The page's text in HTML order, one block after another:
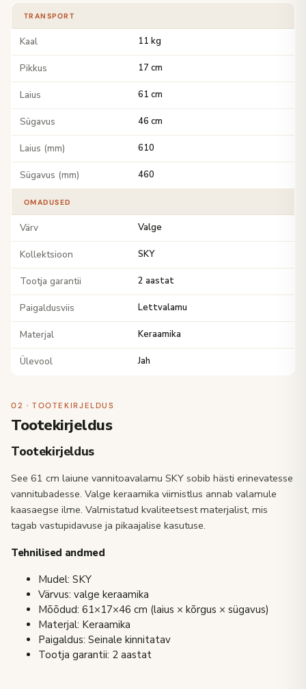
TRANSPORT
Kaal 11 kg
Pikkus 17 cm
Laius 61 cm
Sügavus 46 cm
Laius (mm) 610
Sügavus (mm) 460
OMADUSED
Värv Valge
Kollektsioon SKY
Tootja garantii 2 aastat
Paigaldusviis Lettvalamu
Materjal Keraamika
Ülevool Jah
02 · TOOTEKIRJELDUS
Tootekirjeldus
Tootekirjeldus
See 61 cm laiune vannitoavalamu SKY sobib hästi erinevatesse
vannitubadesse. Valge keraamika viimistlus annab valamule
kaasaegse ilme. Valmistatud kvaliteetsest materjalist, mis
tagab vastupidavuse ja pikaajalise kasutuse.
Tehnilised andmed
Mudel: SKY
Värvus: valge keraamika
Mõõdud: 61×17×46 cm (laius × kõrgus × sügavus)
Materjal: Keraamika
Paigaldus: Seinale kinnitatav
Tootja garantii: 2 aastat